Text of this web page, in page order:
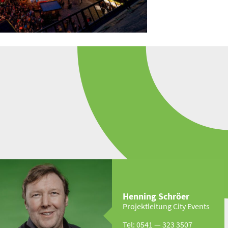
Weihnachts­markt
Der Histo­rische Weihnachts­markt
hat sich deutsch­landweit und
längst einen Namen gemacht
und zieht jedes Jahr rund 800.000
Henning Schröer
Projekt­leitung City Events
Tel: 0541 — 323 3507